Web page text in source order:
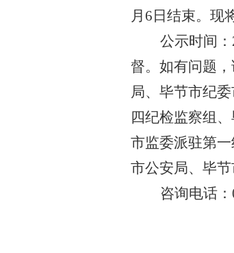
月 6 日结束。 现
公示时间：
督。如有问题
局、毕节市纪
四纪检监察组
市监委派驻第一
市公安局、毕节
咨询电话：